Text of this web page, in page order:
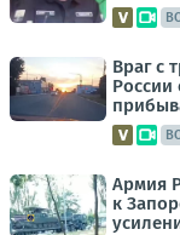
Враг с
России
Армия
к